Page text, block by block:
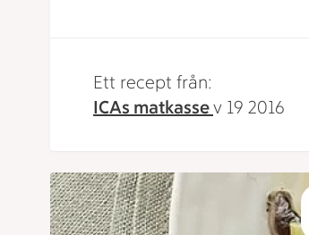
Ett recept från:
ICAs matkassev 19 2016